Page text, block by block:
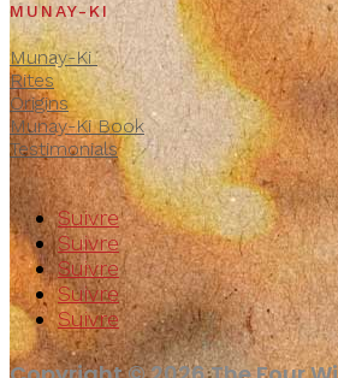
MUNAY-KI
Munay-Ki
Rites
Origins
Munay-Ki Book
Testimonials
Suivre
Suivre
Suivre
Suivre
Suivre